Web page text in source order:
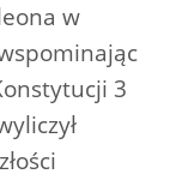
w
3